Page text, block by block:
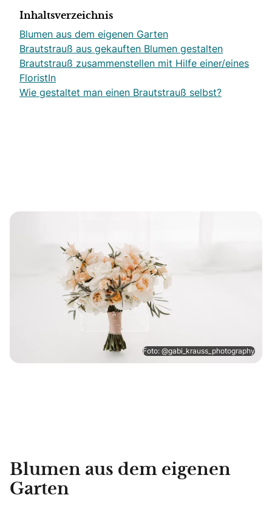
Inhaltsverzeichnis
Blumen aus dem eigenen Garten
Brautstrauß aus gekauften Blumen gestalten
Brautstrauß zusammenstellen mit Hilfe einer/eines
FloristIn
Wie gestaltet man einen Brautstrauß selbst?
Foto: @gabi_krauss_photography
Blumen aus dem eigenen
Garten